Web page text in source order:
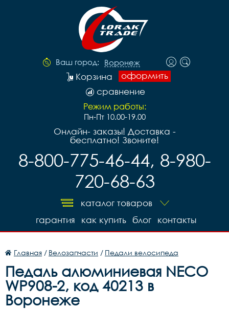
Ваш город: Воронеж
оформить
Корзина
сравнение
Режим работы:
Пн-Пт 10.00-19.00
Онлайн- заказы! Доставка -
бесплатно! Звоните!
8-800-775-46-44, 8-980-
720-68-63
каталог товаров
контакты
блог
как купить
гарантия
Главная / Велозапчасти / Педали велосипеда
Педаль алюминиевая NECO
WP908-2, код 40213 в
Воронеже